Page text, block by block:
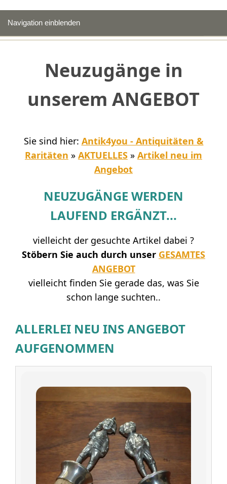
Navigation einblenden
Neuzugänge in
unserem ANGEBOT
Sie sind hier: Antik4you - Antiquitäten &
Raritäten » AKTUELLES » Artikel neu im
Angebot
NEUZUGÄNGE WERDEN
LAUFEND ERGÄNZT...
vielleicht der gesuchte Artikel dabei ?
Stöbern Sie auch durch unser GESAMTES
ANGEBOT
vielleicht finden Sie gerade das, was Sie
schon lange suchten..
ALLERLEI NEU INS ANGEBOT
AUFGENOMMEN